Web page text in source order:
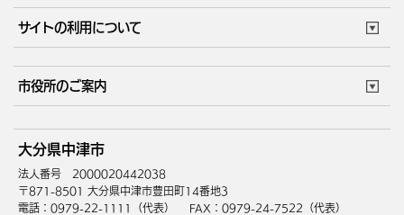
サイトの利用について
サイトマップ
市役所のご案内
庁舎地図 組織案内
中津市へのアクセス
大分県中津市
法人番号 2000020442038
〒871-8501 大分県中津市豊田町14番地3
電話：0979-22-1111（代表）
FAX：0979-24-7522（代表）